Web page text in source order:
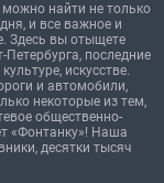
можно найти не только
и все важное и
Здесь вы отыщете
последние
искусстве.
и автомобили,
некоторые из тем,
общественно-
«Фонтанку»! Наша
десятки тысяч